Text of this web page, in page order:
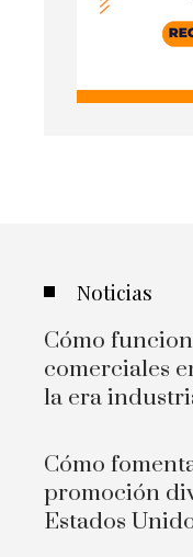
Noticias
Cómo
comerciales
la era
Cómo
promoción
Estados